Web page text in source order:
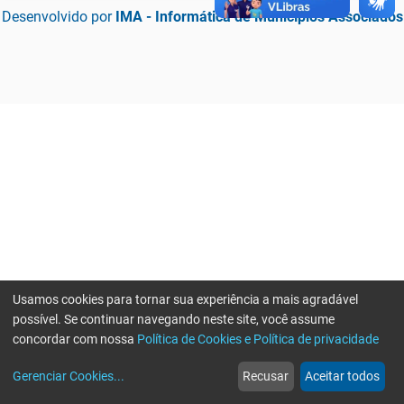
Desenvolvido por IMA - Informática de Municípios Associados
web
Notícias
more_horiz
Mais
Usamos cookies para tornar sua experiência a mais agradável
possível. Se continuar navegando neste site, você assume
concordar com nossa Política de Cookies e Política de privacidade
Gerenciar Cookies... Recusar Aceitar todos
Erro ao enviar informações, por favor tente novamente